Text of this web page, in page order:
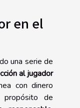
en el
una serie de
al jugador
con dinero
de